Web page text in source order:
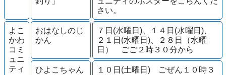
さい。
よこ
かわ
コミ
ュニ
ティ
おはなしのじ
かん
７日(水曜日)、１４日(水曜日)、
２１日(水曜日)、２８日（水曜
日） ごご２時３０分から
ひよこちゃん
１０日(土曜日) ごぜん１０時３